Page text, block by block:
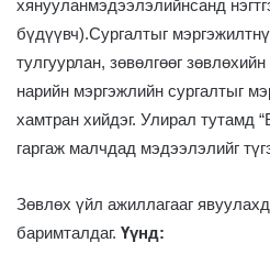
хянууланмэдээлэлийнсанд
бүдүүвч).Сургалтыг
тулгуурлан, зөвөлгөөг
нарийн мэргэжлийн сургалтыг
хамтран хийдэг. Улирал тутамд
гаргаж малчдад мэдээлэлийг
Зөвлөх үйл ажиллагааг
баримталдаг. Үүнд: